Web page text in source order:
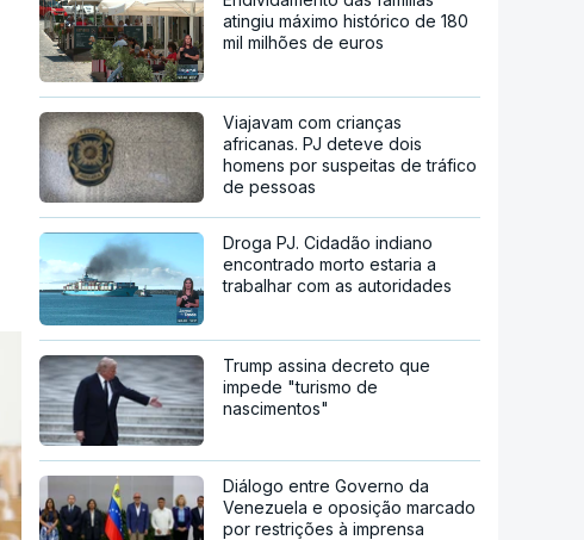
atingiu máximo histórico de 180
mil milhões de euros
Viajavam com crianças
africanas. PJ deteve dois
homens por suspeitas de tráfico
de pessoas
Droga PJ. Cidadão indiano
encontrado morto estaria a
trabalhar com as autoridades
Trump assina decreto que
impede "turismo de
nascimentos"
Diálogo entre Governo da
Venezuela e oposição marcado
por restrições à imprensa